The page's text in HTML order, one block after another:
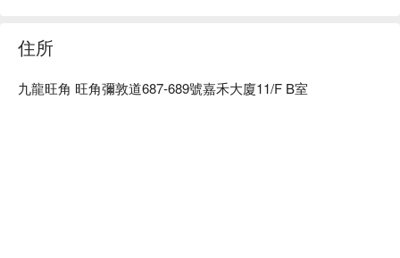
住所
九龍旺角 旺角彌敦道687-689號嘉禾大廈11/F B室